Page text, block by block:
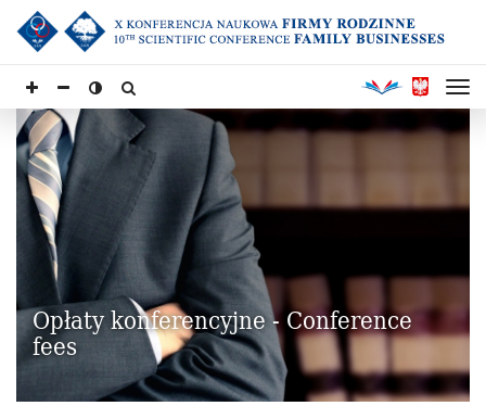
Opłaty konferencyjne - Conference
fees